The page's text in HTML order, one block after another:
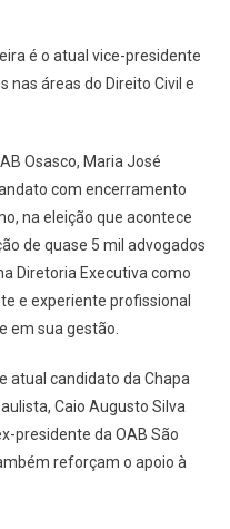
é o atual vice-presidente
nas áreas do Direito Civil e
Osasco, Maria José
com encerramento
na eleição que acontece
de quase 5 mil advogados
Diretoria Executiva como
e experiente profissional
em sua gestão.
atual candidato da Chapa
Caio Augusto Silva
presidente da OAB São
reforçam o apoio à